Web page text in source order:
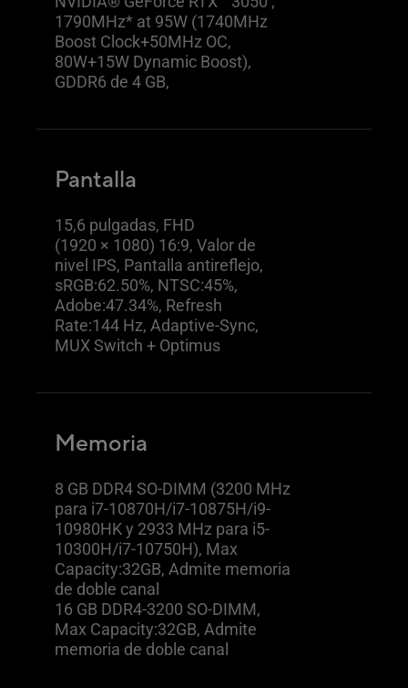
1790MHz* at 95W (1740MHz
Boost Clock+50MHz OC,
80W+15W Dynamic Boost),
GDDR6 de 4 GB,
Pantalla
15,6 pulgadas, FHD
(1920 × 1080) 16:9, Valor de
nivel IPS, Pantalla antireflejo,
sRGB:62.50%, NTSC:45%,
Adobe:47.34%, Refresh
Rate:144 Hz, Adaptive-Sync,
MUX Switch + Optimus
Memoria
8 GB DDR4 SO-DIMM (3200 MHz
para i7-10870H/i7-10875H/i9-
10980HK y 2933 MHz para i5-
10300H/i7-10750H), Max
Capacity:32GB, Admite memoria
de doble canal
16 GB DDR4-3200 SO-DIMM,
Max Capacity:32GB, Admite
memoria de doble canal